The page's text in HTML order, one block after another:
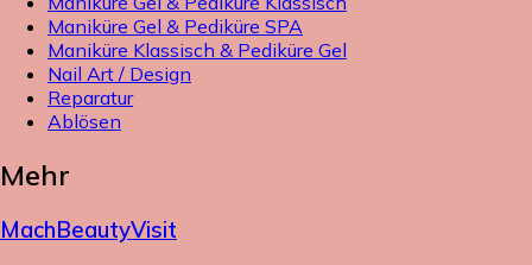
Maniküre Gel & Pediküre SPA
Maniküre Klassisch & Pediküre Gel
Nail Art / Design
Reparatur
Ablösen
Mehr
MachBeautyVisit